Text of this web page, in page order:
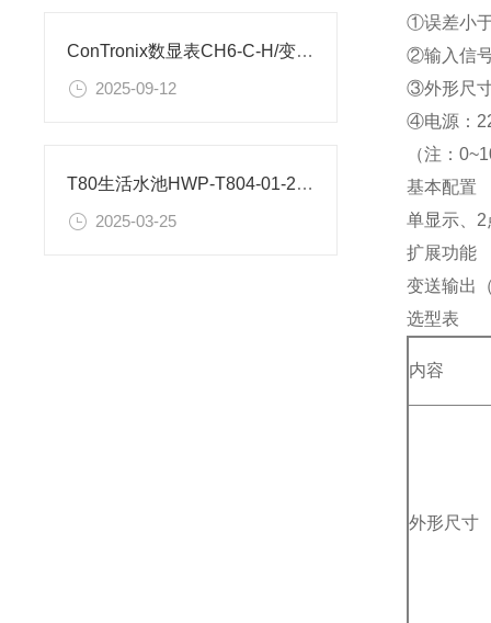
ConTronix数显表CH6-C-H/变送A0/万能输入/AC220V参数
2025-09-12
T80生活水池HWP-T804-01-23-HL-P液位数显表出现AL解决方法
2025-03-25
①误差小
②输入信
③外形尺
④电源：
（注：
基本配置
单显示、
扩展功能
变送输出
选型表
内容
外形尺寸